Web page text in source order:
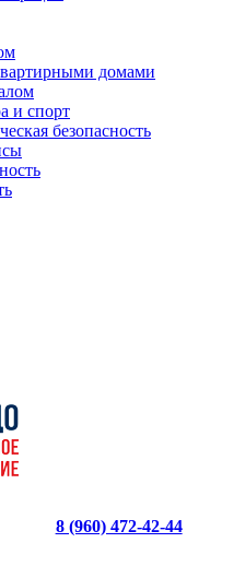
домами
и спорт
безопасность
8 (960) 472-42-44